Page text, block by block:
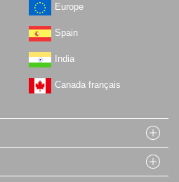
Europe
Spain
India
Canada français